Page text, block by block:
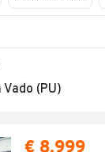
(PU)